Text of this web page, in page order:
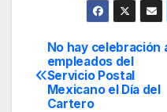
de
No hay celebración
empleados del
Servicio Postal
Mexicano el Día del
Cartero